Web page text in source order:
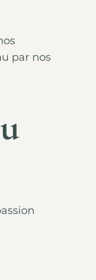
par nos